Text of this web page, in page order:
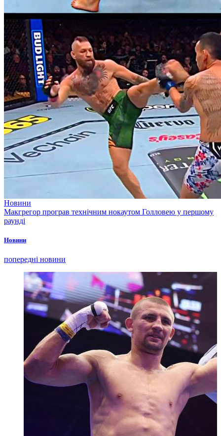
Новини
Макгрегор програв технічним нокаутом Голловею у першому
раунді
Новини
попередні новини